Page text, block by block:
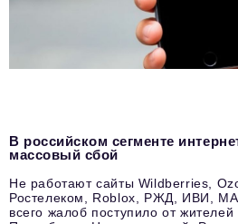
В российском сегменте
массовый сбой
Не работают сайты Wildberries,
Ростелеком, Roblox, РЖД, ИВИ,
всего жалоб поступило от